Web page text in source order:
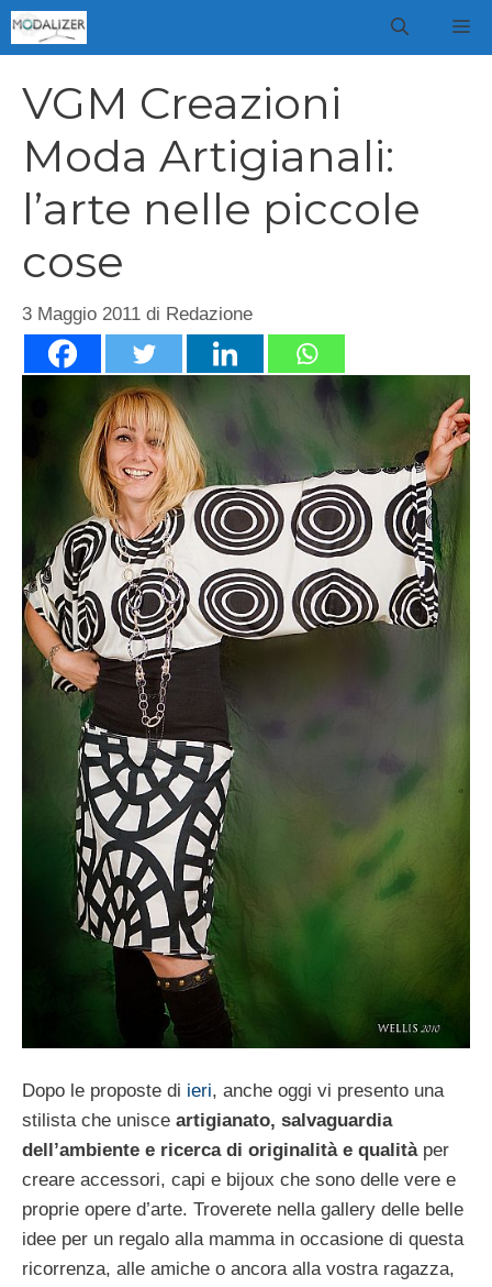
Vai
al
VGM Creazioni
Moda Artigianali:
l’arte nelle piccole
cose
3 Maggio 2011 di Redazione
Dopo le proposte di ieri, anche oggi vi presento una
stilista che unisce artigianato, salvaguardia
dell’ambiente e ricerca di originalità e qualitàper
creare accessori, capi e bijoux che sono delle vere e
proprie opere d’arte. Troverete nella gallery delle belle
idee per un regalo alla mamma in occasione di questa
ricorrenza, alle amiche o ancora alla vostra ragazza,